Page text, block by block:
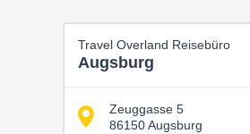
Travel Overland Reisebüro
Augsburg
Zeuggasse 5
86150 Augsburg